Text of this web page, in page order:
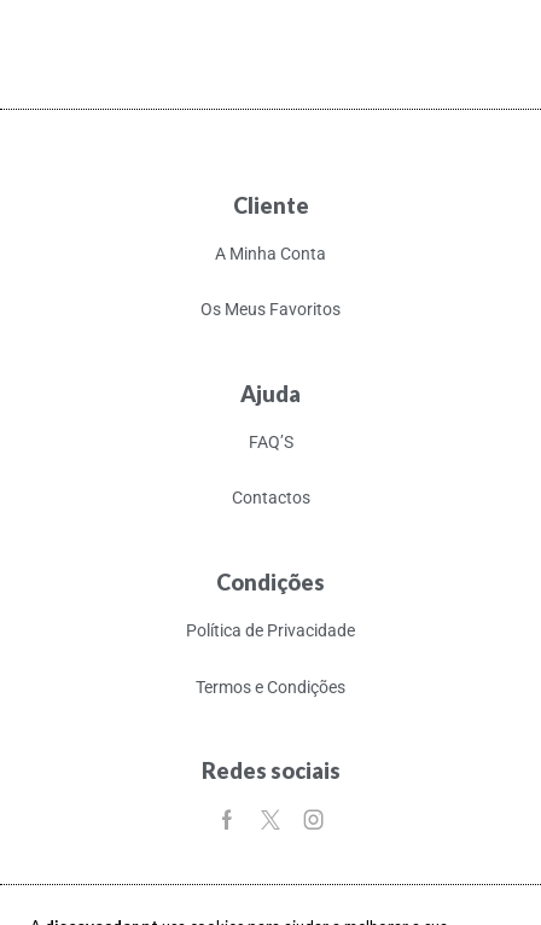
Cliente
A Minha Conta
Os Meus Favoritos
Ajuda
FAQ’S
Contactos
Condições
Política de Privacidade
Termos e Condições
Redes sociais